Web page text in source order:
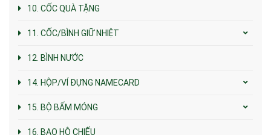
10. CỐC QUÀ TẶNG
11. CỐC/BÌNH GIỮ NHIỆT
12. BÌNH NƯỚC
14. HỘP/VÍ ĐỰNG NAMECARD
15. BỘ BẤM MÓNG
16. BAO HỘ CHIẾU